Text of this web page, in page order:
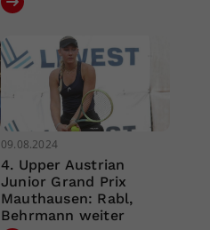
09.08.2024
4. Upper Austrian
Junior Grand Prix
Mauthausen: Rabl,
Behrmann weiter